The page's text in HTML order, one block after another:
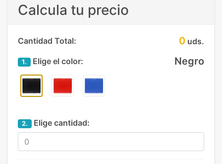
Calcula tu precio
Cantidad Total: 0 uds.
1. Elige el color: Negro
2. Elige cantidad: